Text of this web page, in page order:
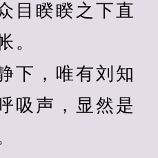
目睽睽之下直
。
，唯有刘知
吸声，显然是